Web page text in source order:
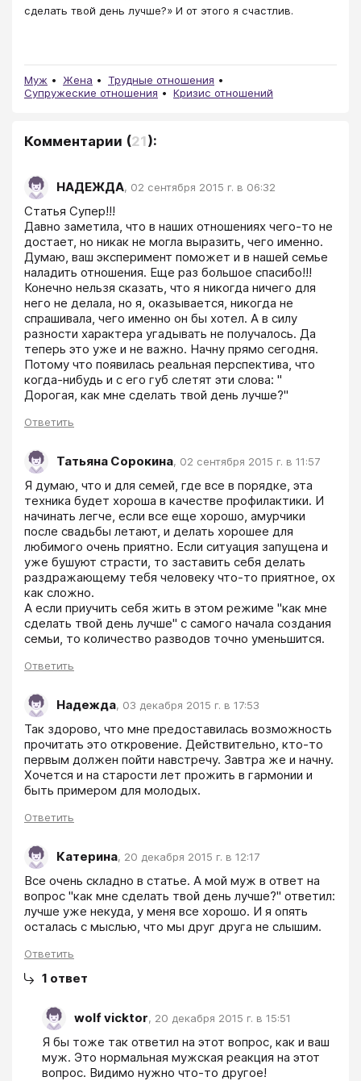
сделать твой день лучше?» И от этого я счастлив.
Муж Жена
Трудные отношения
Супружеские отношения
Кризис отношений
Комментарии (21):
НАДЕЖДА, 02 сентября 2015 г. в 06:32
Статья Супер!!!
Давно заметила, что в наших отношениях чего-то не
достает, но никак не могла выразить, чего именно.
Думаю, ваш эксперимент поможет и в нашей семье
наладить отношения. Еще раз большое спасибо!!!
Конечно нельзя сказать, что я никогда ничего для
него не делала, но я, оказывается, никогда не
спрашивала, чего именно он бы хотел. А в силу
разности характера угадывать не получалось. Да
теперь это уже и не важно. Начну прямо сегодня.
Потому что появилась реальная перспектива, что
когда-нибудь и с его губ слетят эти слова: "
Дорогая, как мне сделать твой день лучше?"
Ответить
Татьяна Сорокина, 02 сентября 2015 г. в 11:57
Я думаю, что и для семей, где все в порядке, эта
техника будет хороша в качестве профилактики. И
начинать легче, если все еще хорошо, амурчики
после свадьбы летают, и делать хорошее для
любимого очень приятно. Если ситуация запущена и
уже бушуют страсти, то заставить себя делать
раздражающему тебя человеку что-то приятное, ох
как сложно.
А если приучить себя жить в этом режиме "как мне
сделать твой день лучше" с самого начала создания
семьи, то количество разводов точно уменьшится.
Ответить
Надежда, 03 декабря 2015 г. в 17:53
Так здорово, что мне предоставилась возможность
прочитать это откровение. Действительно, кто-то
первым должен пойти навстречу. Завтра же и начну.
Хочется и на старости лет прожить в гармонии и
быть примером для молодых.
Ответить
Катерина, 20 декабря 2015 г. в 12:17
Все очень складно в статье. А мой муж в ответ на
вопрос "как мне сделать твой день лучше?" ответил:
лучше уже некуда, у меня все хорошо. И я опять
осталась с мыслью, что мы друг друга не слышим.
Ответить
1 ответ
wolf vicktor, 20 декабря 2015 г. в 15:51
Я бы тоже так ответил на этот вопрос, как и ваш
муж. Это нормальная мужская реакция на этот
вопрос. Видимо нужно что-то другое!